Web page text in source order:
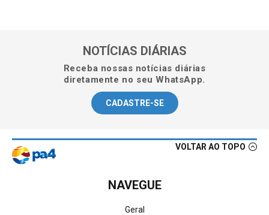
NOTÍCIAS DIÁRIAS
Receba nossas notícias diárias
diretamente no seu WhatsApp.
CADASTRE-SE
VOLTAR AO TOPO
NAVEGUE
Geral